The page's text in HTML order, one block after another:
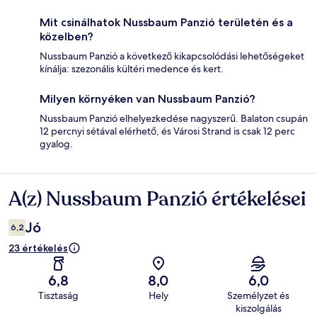
Mit csinálhatok Nussbaum Panzió területén és a
közelben?
Nussbaum Panzió a következő kikapcsolódási lehetőségeket
kínálja: szezonális kültéri medence és kert.
Milyen környéken van Nussbaum Panzió?
Nussbaum Panzió elhelyezkedése nagyszerű. Balaton csupán
12 percnyi sétával elérhető, és Városi Strand is csak 12 perc
gyalog.
Értékelések
A(z) Nussbaum Panzió értékelései
6,2 Jó
23 értékelés
6,8
Tisztaság
8,0
Hely
6,0
Személyzet és
kiszolgálás